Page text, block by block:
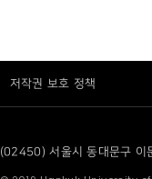
저작권 보호 정책
(02450) 서울시 동대문구